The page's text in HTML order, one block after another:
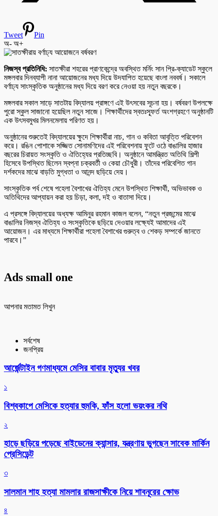
Tweet
Pin
অ- অ+
​নিজস্ব প্রতিনিধি: ​ সাতক্ষীরা শহরের প্রাণকেন্দ্রে অবস্থিত মর্নিং সান প্রি-ক্যাডেট স্কুলে
মঙ্গলবার দিনব্যাপী নানা আয়োজনের মধ্য দিয়ে উদযাপিত হয়েছে বাংলা নববর্ষ। সকালে
বর্ণাঢ্য সাংস্কৃতিক অনুষ্ঠানের মধ্য দিয়ে বরণ করে নেওয়া হয় নতুন বছরকে।
​মঙ্গলবার সকাল সাড়ে সাতটায় বিদ্যালয় প্রাঙ্গণে এই উৎসবের সূচনা হয়। বর্ষবরণ উপলক্ষে
পুরো স্কুল সাজানো হয়েছিল নতুন সাজে। শিক্ষার্থীদের স্বতঃস্ফূর্ত অংশগ্রহণে অনুষ্ঠানটি
এক উৎসবমুখর মিলনমেলায় পরিণত হয়।
​অনুষ্ঠানের শুরুতেই বিদ্যালয়ের ক্ষুদে শিক্ষার্থীরা নাচ, গান ও কবিতা আবৃত্তি পরিবেশন
করে। রঙিন পোশাকে সজ্জিত সোনামণিদের এই পরিবেশনায় ফুটে ওঠে বাঙালির হাজার
বছরের চিরায়ত সংস্কৃতি ও ঐতিহ্যের প্রতিচ্ছবি। অনুষ্ঠানে আমন্ত্রিত অতিথি শিল্পী
হিসেবে উপস্থিত ছিলেন স্বপ্না চক্রবর্তী ও কেয়া চৌধুরী। তাঁদের পরিবেশিত গান
দর্শকদের মাঝে বাড়তি মুগ্ধতা ও আনন্দ ছড়িয়ে দেয়।
​সাংস্কৃতিক পর্ব শেষে পহেলা বৈশাখের ঐতিহ্য মেনে উপস্থিত শিক্ষার্থী, অভিভাবক ও
অতিথিদের আপ্যায়ন করা হয় চিড়া, কলা, দই ও বাতাসা দিয়ে।
​এ প্রসঙ্গে বিদ্যালয়ের অধ্যক্ষ আমিনুর রহমান কাজল বলেন, “নতুন প্রজন্মের মাঝে
বাঙালির নিজস্ব ঐতিহ্য ও সংস্কৃতিকে ছড়িয়ে দেওয়ার লক্ষ্যেই আমাদের এই
আয়োজন। এর মাধ্যমে শিক্ষার্থীরা পহেলা বৈশাখের গুরুত্ব ও শেকড় সম্পর্কে জানতে
পারবে।”
Ads small one
আপনার মতামত লিখুন
সর্বশেষ
জনপ্রিয়
আর্জেন্টাইন গণমাধ্যমে মেসির বাবার মৃত্যুর খবর
১
বিশ্বকাপে মেসিকে হত্যার হুমকি, ফাঁস হলো ভয়ংকর নথি
২
হাড়ে ছড়িয়ে পড়েছে বাইডেনের ক্যান্সার, যন্ত্রণায় ভুগছেন সাবেক মার্কিন
প্রেসিডেন্ট
৩
সালমান শাহ হত্যা মামলার রাজসাক্ষীকে নিয়ে শাবনূরের ক্ষোভ
৪